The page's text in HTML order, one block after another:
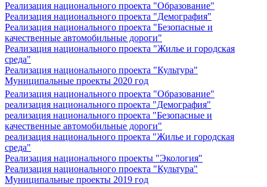
Реализация национального проекта "Образование"
Реализация национального проекта "Демография"
Реализация национального проекта "Безопасные и
качественные автомобильные дороги"
Реализация национального проекта "Жилье и городская
среда"
Реализация национального проекта "Культура"
Муниципальные проекты 2020 год
Реализация национального проекта "Образование"
реализация национального проекта "Демография"
реализация национального проекта "Безопасные и
качественные автомобильные дороги"
реализация национального проекта "Жилье и городская
среда"
Реализация национального проекты "Экология"
Реализация национального проекта "Культура"
Муниципальные проекты 2019 год